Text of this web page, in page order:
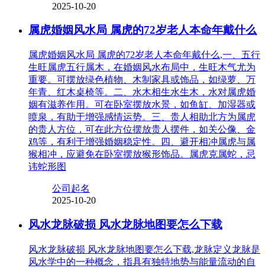
2025-10-20
属虎婚姻风水局 属虎的72岁老人本命年戴什么
属虎婚姻风水局 属虎的72岁老人本命年戴什么,一、五行
生旺属虎五行属木，在婚姻风水布局中，生旺木气尤为
重要。可摆放绿色植物、木制家具或饰品，如绿萝、万
年青、红木桌椅等。二、水木相生水生木，水对属虎婚
姻有滋养作用。可在卧室摆放水景，如鱼缸、加湿器或
喷泉，有助于增强感情运势。三、贵人相助北方为属虎
的贵人方位，可在此方位摆放贵人摆件，如关公像、金
鸡等，有利于增强婚姻稳定性。四、避开相冲属虎与属
猴相冲，应避免在卧室摆放猴形饰品。属虎克属蛇，忌
讳蛇形图
公司起名
2025-10-20
风水龙脉破损 风水龙脉地图要怎么下载
风水龙脉破损 风水龙脉地图要怎么下载,龙脉定义龙脉是
风水学中的一种概念，指具有独特地势与能量流动的自